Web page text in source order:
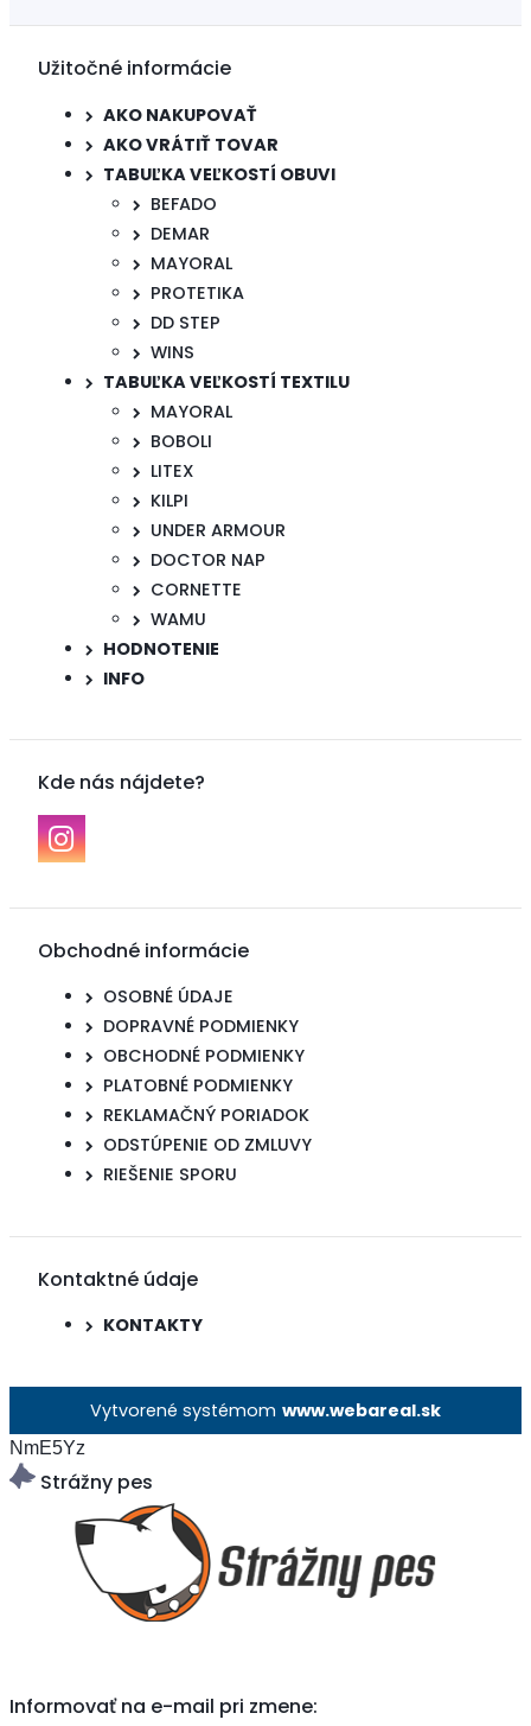
Užitočné informácie
AKO NAKUPOVAŤ
AKO VRÁTIŤ TOVAR
TABUĽKA VEĽKOSTÍ OBUVI
BEFADO
DEMAR
MAYORAL
PROTETIKA
DD STEP
WINS
TABUĽKA VEĽKOSTÍ TEXTILU
MAYORAL
BOBOLI
LITEX
KILPI
UNDER ARMOUR
DOCTOR NAP
CORNETTE
WAMU
HODNOTENIE
INFO
Kde nás nájdete?
Obchodné informácie
OSOBNÉ ÚDAJE
DOPRAVNÉ PODMIENKY
OBCHODNÉ PODMIENKY
PLATOBNÉ PODMIENKY
REKLAMAČNÝ PORIADOK
ODSTÚPENIE OD ZMLUVY
RIEŠENIE SPORU
Kontaktné údaje
KONTAKTY
Vytvorené systémom www.webareal.sk
NmE5Yz
Strážny pes
Informovať na e-mail pri zmene: